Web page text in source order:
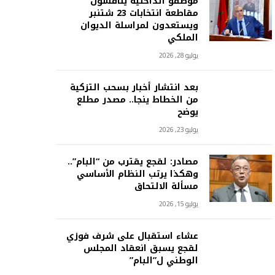
مقاطعة انتخابات 23 شتنبر
ويستعدون لمراسلة الديوان
الملكي
يوليو 28, 2026
بعد انتشار أخبار بسحب التزكية
من الخطاط ينجا.. مصدر مطلع
يوضح
يوليو 23, 2026
مصادر: لقجع يقترب من “البام”..
وهكذا يرتب النظام الأساسي
مسألة الالتحاق
يوليو 15, 2026
عشاء استقبال على شرف فوزي
لقجع يسبق انعقاد المجلس
الوطني ل”البام”